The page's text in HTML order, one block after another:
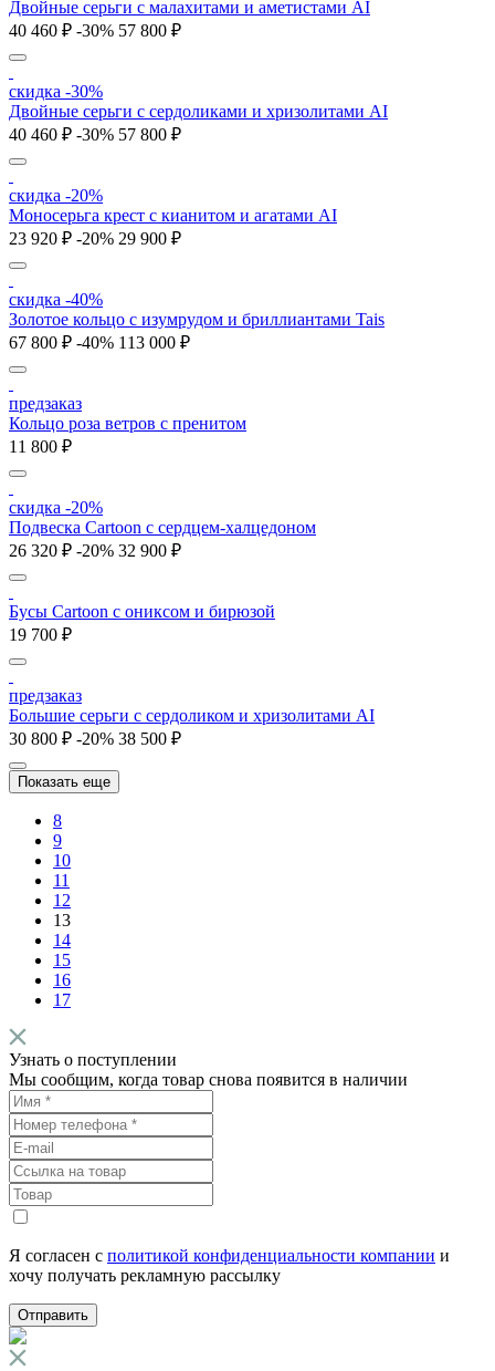
Двойные серьги с малахитами и аметистами AI
40 460 ₽ -30% 57 800 ₽
скидка -30%
Двойные серьги с сердоликами и хризолитами AI
40 460 ₽ -30% 57 800 ₽
скидка -20%
Моносерьга крест с кианитом и агатами AI
23 920 ₽ -20% 29 900 ₽
скидка -40%
Золотое кольцо с изумрудом и бриллиантами Tais
67 800 ₽ -40% 113 000 ₽
предзаказ
Кольцо роза ветров с пренитом
11 800 ₽
скидка -20%
Подвеска Cartoon c сердцем-халцедоном
26 320 ₽ -20% 32 900 ₽
Бусы Cartoon с ониксом и бирюзой
19 700 ₽
предзаказ
Большие серьги с сердоликом и хризолитами AI
30 800 ₽ -20% 38 500 ₽
Показать еще
8
9
10
11
12
13
14
15
16
17
Узнать о поступлении
Мы сообщим, когда товар снова появится в наличии
Я согласен с политикой конфиденциальности компании и
хочу получать рекламную рассылку
Отправить